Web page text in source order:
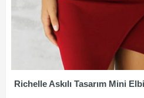
Richelle Askılı Tasarım Mini